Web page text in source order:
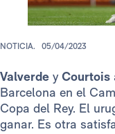
NOTICIA. 05/04/2023
Valverde yCourtois
Barcelona en el
Copa del Rey. El
ganar. Es otra